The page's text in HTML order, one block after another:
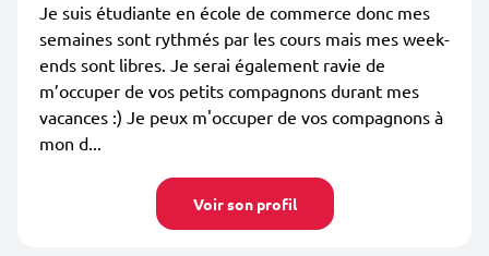
Je suis étudiante en école de commerce donc mes
semaines sont rythmés par les cours mais mes week-
ends sont libres. Je serai également ravie de
m’occuper de vos petits compagnons durant mes
vacances :) Je peux m'occuper de vos compagnons à
mon d...
Voir son profil